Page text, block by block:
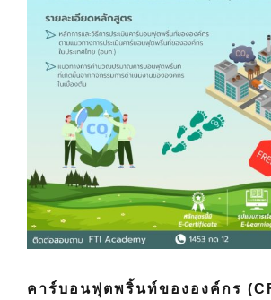
คาร์บอนฟุตพริ้นท์ขององค์กร